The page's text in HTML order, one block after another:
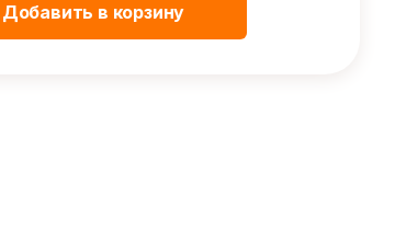
Добавить в корзину